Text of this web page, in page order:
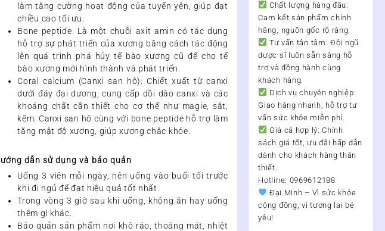
làm tăng cường hoạt động của tuyến yên, giúp đạt
chiều cao tối ưu.
Bone peptide: Là một chuỗi axit amin có tác dụng
hỗ trợ sự phát triển của xương bằng cách tác động
lên quá trình phá hủy tế bào xương cũ để cho tế
bào xương mới hình thành và phát triển.
Coral calcium (Canxi san hô): Chiết xuất từ canxi
dưới đáy đại dương, cung cấp dồi dào canxi và các
khoáng chất cần thiết cho cơ thể như magie, sắt,
kẽm. Canxi san hô cùng với bone peptide hỗ trợ làm
tăng mật độ xương, giúp xương chắc khỏe.
dẫn sử dụng và bảo quản
Uống 3 viên mỗi ngày, nên uống vào buổi tối trước
khi đi ngủ để đạt hiệu quả tốt nhất.
Trong vòng 3 giờ sau khi uống, không ăn hay uống
thêm gì khác.
Bảo quản sản phẩm nơi khô ráo, thoáng mát, nhiệt
Chất lượng hàng đầu:
Cam kết sản phẩm chính
hãng, nguồn gốc rõ ràng.
Tư vấn tận tâm: Đội ngũ
dược sĩ luôn sẵn sàng hỗ
trợ và đồng hành cùng
khách hàng.
Dịch vụ chuyên nghiệp:
Giao hàng nhanh, hỗ trợ tư
vấn sức khỏe miễn phí.
Giá cả hợp lý: Chính
sách giá tốt, ưu đãi hấp dẫn
dành cho khách hàng thân
thiết.
Hotline: 0969612188
Đại Minh – Vì sức khỏe
cộng đồng, vì tương lai bé
yêu!